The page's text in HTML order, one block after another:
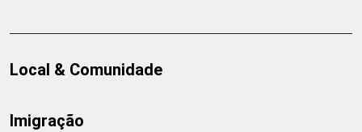
Local & Comunidade
Imigração